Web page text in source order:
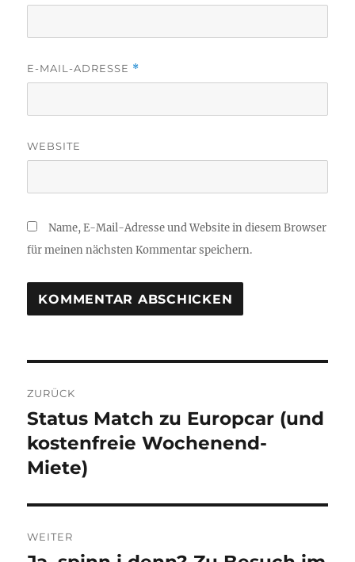
E-MAIL-ADRESSE *
WEBSITE
Name, E-Mail-Adresse und Website in diesem Browser
für meinen nächsten Kommentar speichern.
ZURÜCK
Vorheriger
Beitrag:
Status Match zu Europcar (und
kostenfreie Wochenend-
Miete)
WEITER